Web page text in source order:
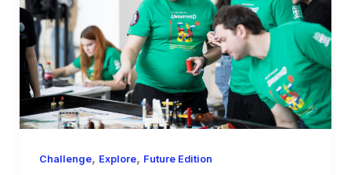
Challenge, Explore, Future Edition